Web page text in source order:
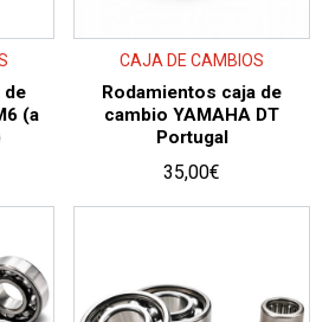
de
(a
CAJA DE CAMBIOS
Rodamientos caja de
cambio YAMAHA DT
Portugal
35,00€